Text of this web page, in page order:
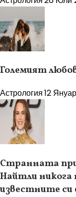
Големият
Астрология12
Странната
Найтли никога
известните си